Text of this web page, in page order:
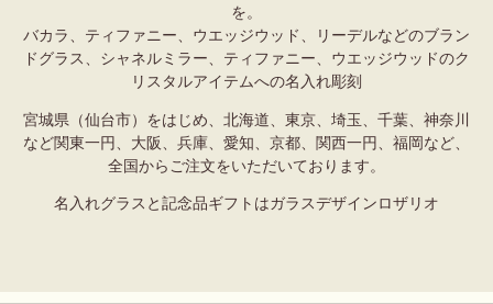
を。
バカラ、ティファニー、ウエッジウッド、リーデルなどのブラン
ドグラス、シャネルミラー、ティファニー、ウエッジウッドのク
リスタルアイテムへの名入れ彫刻
宮城県（仙台市）をはじめ、北海道、東京、埼玉、千葉、神奈川
など関東一円、大阪、兵庫、愛知、京都、関西一円、福岡など、
全国からご注文をいただいております。
名入れグラスと記念品ギフトはガラスデザインロザリオ